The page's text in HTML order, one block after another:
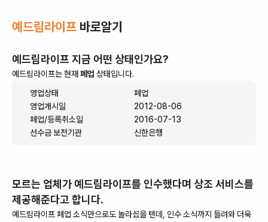
예드림라이프 바로알기
예드림라이프 지금 어떤 상태인가요?
예드림라이프는 현재 폐업 상태입니다.
영업상태
폐업
영업개시일
2012-08-06
폐업/등록취소일
2016-07-13
선수금 보전기관
신한은행
모르는 업체가 예드림라이프를 인수했다며 상조 서비스를
제공해준다고 합니다.
예드림라이프 폐업 소식만으로도 놀라셨을 텐데, 인수 소식까지 들려와 더욱